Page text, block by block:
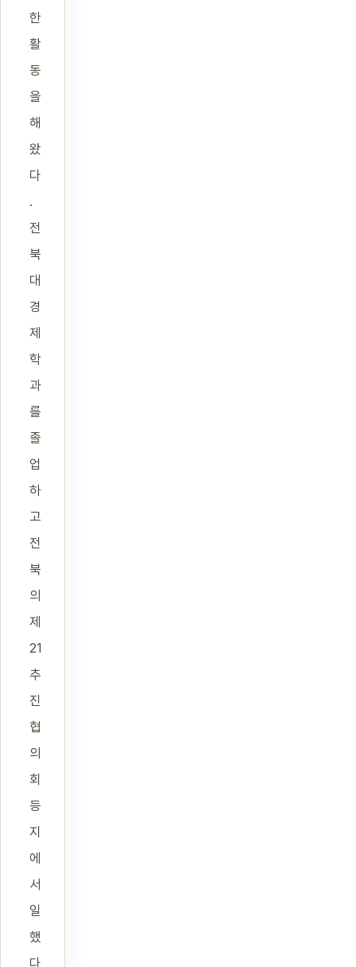
한
활
동
을
해
왔
다
.
전
북
대
경
제
학
과
를
졸
업
하
고
전
북
의
제
21
추
진
협
의
회
등
지
에
서
일
했
다